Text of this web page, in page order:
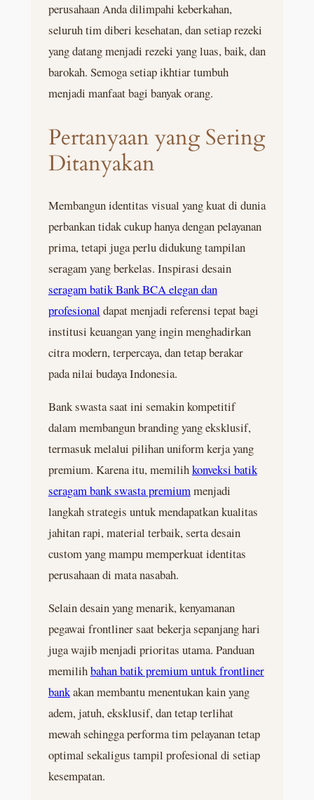
perusahaan Anda dilimpahi keberkahan,
seluruh tim diberi kesehatan, dan setiap rezeki
yang datang menjadi rezeki yang luas, baik, dan
barokah. Semoga setiap ikhtiar tumbuh
menjadi manfaat bagi banyak orang.
Pertanyaan yang Sering
Ditanyakan
Membangun identitas visual yang kuat di dunia
perbankan tidak cukup hanya dengan pelayanan
prima, tetapi juga perlu didukung tampilan
seragam yang berkelas. Inspirasi desain
seragam batik Bank BCA elegan dan
profesional dapat menjadi referensi tepat bagi
institusi keuangan yang ingin menghadirkan
citra modern, terpercaya, dan tetap berakar
pada nilai budaya Indonesia.
Bank swasta saat ini semakin kompetitif
dalam membangun branding yang eksklusif,
termasuk melalui pilihan uniform kerja yang
premium. Karena itu, memilihkonveksi batik
seragam bank swasta premiummenjadi
langkah strategis untuk mendapatkan kualitas
jahitan rapi, material terbaik, serta desain
custom yang mampu memperkuat identitas
perusahaan di mata nasabah.
Selain desain yang menarik, kenyamanan
pegawai frontliner saat bekerja sepanjang hari
juga wajib menjadi prioritas utama. Panduan
memilihbahan batik premium untuk frontliner
bankakan membantu menentukan kain yang
adem, jatuh, eksklusif, dan tetap terlihat
mewah sehingga performa tim pelayanan tetap
optimal sekaligus tampil profesional di setiap
kesempatan.